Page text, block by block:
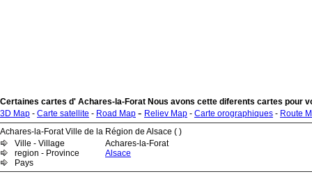
Certaines cartes d' Achares-la-Forat Nous avons cette diferents cartes pour
3D Map - Carte satellite - Road Map - Reliev Map - Carte orographiques - Route
Achares-la-Forat Ville de la Région de Alsace ( )
Ville - Village
Achares-la-Forat
region - Province
Alsace
Pays